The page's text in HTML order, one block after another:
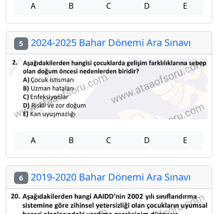
A B C D E
5 2024-2025 Bahar Dönemi Ara Sınavı
A B C D E
6 2019-2020 Bahar Dönemi Ara Sınavı